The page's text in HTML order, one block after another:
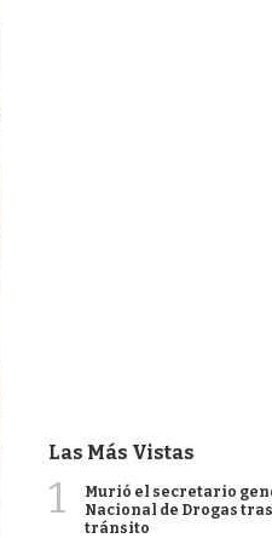
Las Más Vistas
1
Murió el secretario
Nacional de Drogas
tránsito